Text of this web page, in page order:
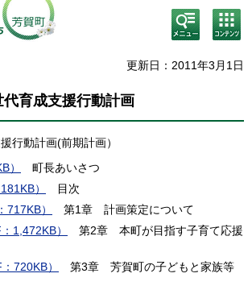
検
索・
メニ
コン
テン
ニュ
更新日：2011年3月1日
育成支援行動計画
行動計画(前期計画）
）
町長あいさつ
）
目次
717KB）
第1章 計画策定について
：1,472KB）
第2章 本町が目指す子育て応援
：720KB）
第3章 芳賀町の子どもと家族等